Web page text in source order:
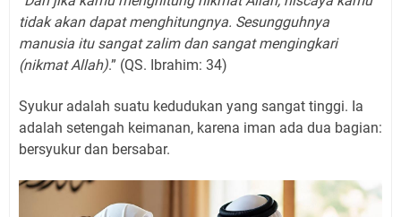
tidak akan dapat menghitungnya. Sesungguhnya
manusia itu sangat zalim dan sangat mengingkari
(nikmat Allah).” (QS. Ibrahim: 34)
Syukur adalah suatu kedudukan yang sangat tinggi. Ia
adalah setengah keimanan, karena iman ada dua bagian:
bersyukur dan bersabar.